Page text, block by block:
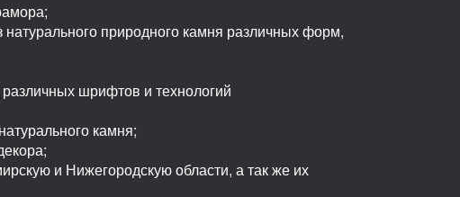
натурального природного камня различных форм,
шрифтов и технологий
камня;
и Нижегородскую области, а так же их